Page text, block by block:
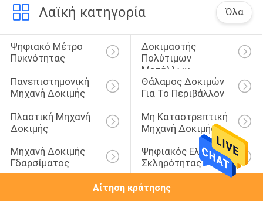
Λαϊκή κατηγορία Όλα
Ψηφιακό Μέτρο
Πυκνότητας
Δοκιμαστής
Πολύτιμων
Μετάλλων
Πανεπιστημονική
Μηχανή Δοκιμής
Θάλαμος Δοκιμών
Για Το Περιβάλλον
Πλαστική Μηχανή
Δοκιμής
Μη Καταστρεπτική
Μηχανή Δοκιμής
Μηχανή Δοκιμής
Γδαρσίματος
Ψηφιακός Ελεγκτής
Σκληρότητας
Αίτηση κράτησης